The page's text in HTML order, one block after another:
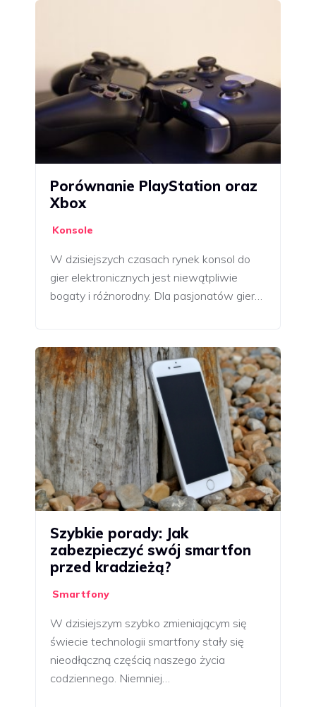
Porównanie PlayStation oraz
Xbox
Konsole
W dzisiejszych czasach rynek konsol do
gier elektronicznych jest niewątpliwie
bogaty i różnorodny. Dla pasjonatów gier…
Szybkie porady: Jak
zabezpieczyć swój smartfon
przed kradzieżą?
Smartfony
W dzisiejszym szybko zmieniającym się
świecie technologii smartfony stały się
nieodłączną częścią naszego życia
codziennego. Niemniej…